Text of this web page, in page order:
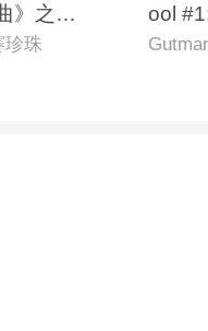
》之二,
)
珍珠
ool
aisy